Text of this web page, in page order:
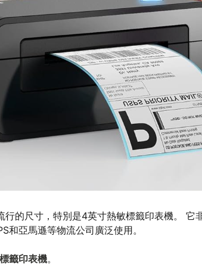
行的尺寸，特別是4英寸熱敏標籤印表機。
和亞馬遜等物流公司廣泛使用。
籤印表機。